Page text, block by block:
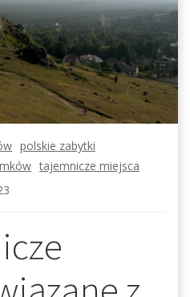
polskie zabytki
tajemnicze miejsca